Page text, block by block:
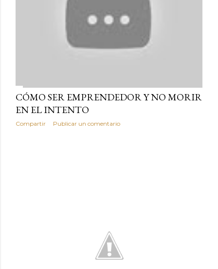
CÓMO SER EMPRENDEDOR Y NO MORIR
EN EL INTENTO
Compartir Publicar un comentario